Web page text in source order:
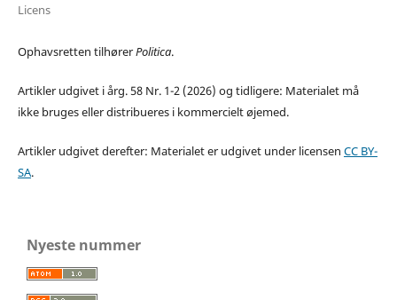
Licens
Ophavsretten tilhørerPolitica.
Artikler udgivet i årg. 58 Nr. 1-2 (2026) og tidligere: Materialet må
ikke bruges eller distribueres i kommercielt øjemed.
Artikler udgivet derefter: Materialet er udgivet under licensen CC BY-
SA.
Nyeste nummer